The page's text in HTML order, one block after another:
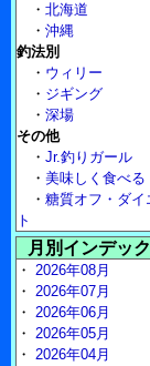
・ 北海道
・ 沖縄
釣法別
・ ウィリー
・ ジギング
・ 深場
その他
・ Jr.釣りガール
・ 美味しく食べる
・ 糖質オフ・ダイ
ト
月別インデッ
・ 2026年08月
・ 2026年07月
・ 2026年06月
・ 2026年05月
・ 2026年04月